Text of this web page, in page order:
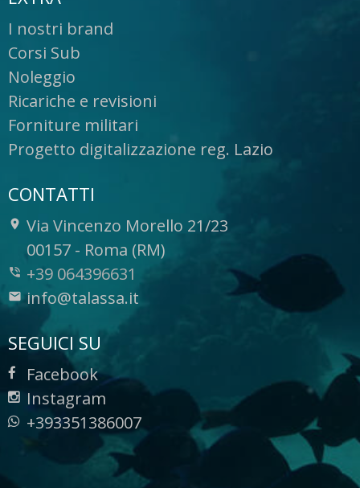
I nostri brand
Corsi Sub
Noleggio
Ricariche e revisioni
Forniture militari
Progetto digitalizzazione reg. Lazio
CONTATTI
Via Vincenzo Morello 21/23
-
00157 - Roma (RM)
+39 064396631
info@talassa.it
SEGUICI SU
Facebook
Instagram
+393351386007